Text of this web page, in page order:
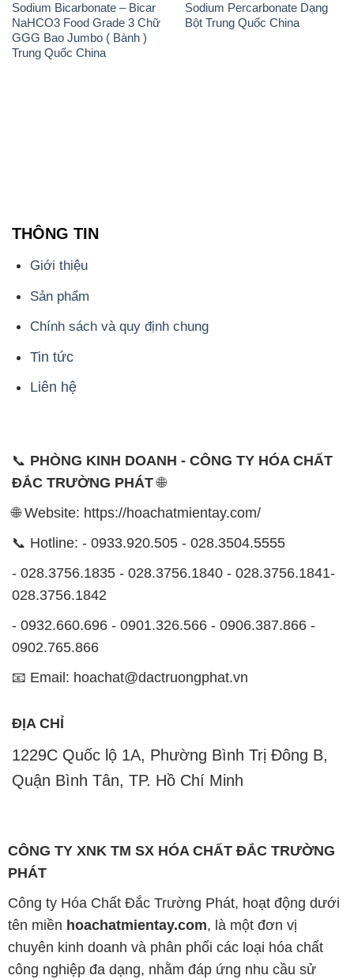
Sodium Bicarbonate – Bicar
NaHCO3 Food Grade 3 Chữ
GGG Bao Jumbo ( Bành )
Trung Quốc China
Sodium Percarbonate Dạng
Bột Trung Quốc China
THÔNG TIN
Giới thiệu
Sản phẩm
Chính sách và quy định chung
Tin tức
Liên hệ
📞 PHÒNG KINH DOANH - CÔNG TY HÓA CHẤT
ĐẮC TRƯỜNG PHÁT🌐
🌐 Website: https://hoachatmientay.com/
📞 Hotline: - 0933.920.505 - 028.3504.5555
- 028.3756.1835 - 028.3756.1840 - 028.3756.1841-
028.3756.1842
- 0932.660.696 - 0901.326.566 - 0906.387.866 -
0902.765.866
📧 Email: hoachat@dactruongphat.vn
ĐỊA CHỈ
1229C Quốc lộ 1A, Phường Bình Trị Đông B,
Quận Bình Tân, TP. Hồ Chí Minh
CÔNG TY XNK TM SX HÓA CHẤT ĐẮC TRƯỜNG
PHÁT
Công ty Hóa Chất Đắc Trường Phát, hoạt động dưới
tên miền hoachatmientay.com, là một đơn vị
chuyên kinh doanh và phân phối các loại hóa chất
công nghiệp đa dạng, nhằm đáp ứng nhu cầu sử